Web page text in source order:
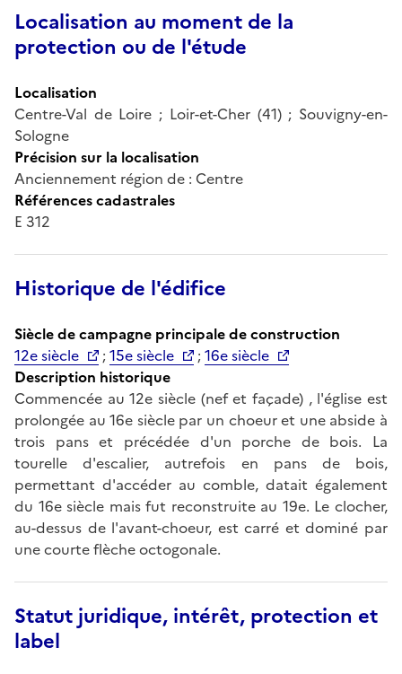
Localisation au moment de la
protection ou de l'étude
Localisation
Centre-Val de Loire ; Loir-et-Cher (41) ; Souvigny-en-
Sologne
Précision sur la localisation
Anciennement région de : Centre
Références cadastrales
E 312
Historique de l'édifice
Siècle de campagne principale de construction
12e siècle
;15e siècle ;16e siècle
Description historique
Commencée au 12e siècle (nef et façade) , l'église est
prolongée au 16e siècle par un choeur et une abside à
trois pans et précédée d'un porche de bois. La
tourelle d'escalier, autrefois en pans de bois,
permettant d'accéder au comble, datait également
du 16e siècle mais fut reconstruite au 19e. Le clocher,
au-dessus de l'avant-choeur, est carré et dominé par
une courte flèche octogonale.
Statut juridique, intérêt, protection et
label